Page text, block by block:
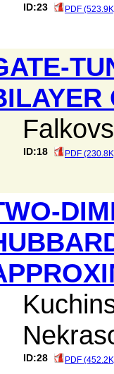
ID:23 PDF
ID:18 PDF
ID:28 PDF